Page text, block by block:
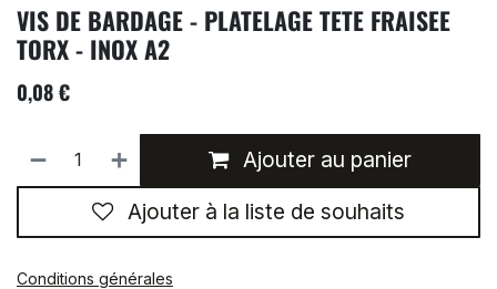
VIS DE BARDAGE - PLATELAGE TETE FRAISEE
TORX - INOX A2
0,08€
Ajouter au panier
Ajouter à la liste de souhaits
Conditions générales